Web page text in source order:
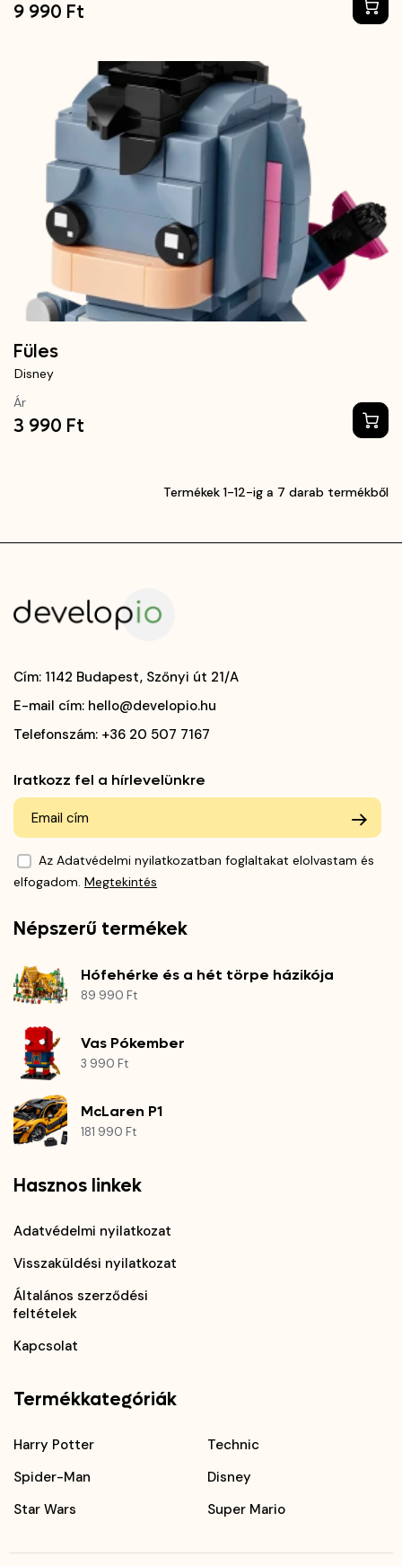
9 990 Ft
Füles
Disney
Ár
3 990 Ft
Termékek 1-12-ig a 7 darab termékből
Cím: 1142 Budapest, Szőnyi út 21/A
E-mail cím: hello@developio.hu
Telefonszám: +36 20 507 7167
Iratkozz fel a hírlevelünkre
Az Adatvédelmi nyilatkozatban foglaltakat elolvastam és
elfogadom. Megtekintés
Népszerű termékek
Hófehérke és a hét törpe házikója
89 990 Ft
Vas Pókember
3 990 Ft
McLaren P1
181 990 Ft
Hasznos linkek
Adatvédelmi nyilatkozat
Visszaküldési nyilatkozat
Általános szerződési
feltételek
Kapcsolat
Termékkategóriák
Harry Potter
Spider-Man
Star Wars
Technic
Disney
Super Mario